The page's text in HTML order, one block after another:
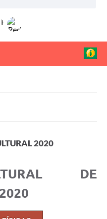
2020
DE